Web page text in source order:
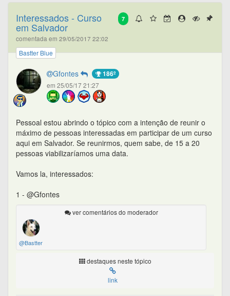
7
Interessados - Curso
em Salvador
comentada em 29/05/2017 22:02
Bastter Blue
Gfontes 186º
em 25/05/17 21:27
Pessoal estou abrindo o tópico com a intenção de reunir o
máximo de pessoas interessadas em participar de um curso
aqui em Salvador. Se reunirmos, quem sabe, de 15 a 20
pessoas viabilizaríamos uma data.
Vamos la, interessados:
1 - @Gfontes
ver comentários do moderador
@Bastter
destaques neste tópico
link